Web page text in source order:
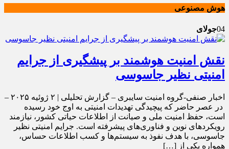
هوش مصنوعی
04جولای
نقش امنیت هوشمند بر پیشگیری از جرایم
امنیتی نظیر جاسوسی
اخبار صنفی-گروه امنیت سایبری – گزارش تحلیلی | ۲ ژوئیه ۲۰۲۵ –
در عصر حاضر که پیچیدگی تهدیدات امنیتی به اوج خود رسیده
است، حفظ امنیت ملی و صیانت از اطلاعات حیاتی کشور، نیازمند
رویکردهای نوین و فناوری‌های پیشرفته است. جرایم امنیتی نظیر
جاسوسی، با هدف نفوذ به سیستم‌ها و کسب اطلاعات حساس،
همواره یکی از […]